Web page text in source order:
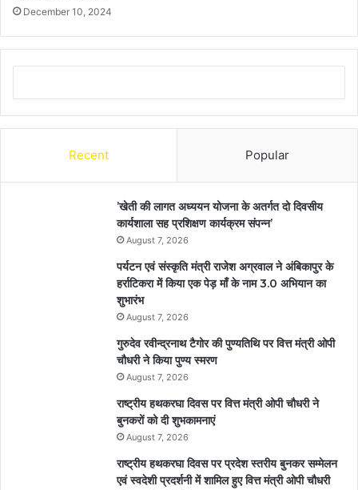
December 10, 2024
Recent Popular
’खेती की लागत अध्ययन योजना के अतर्गत दो दिवसीय
कार्यशाला सह प्रशिक्षण कार्यक्रम संपन्न’
August 7, 2026
पर्यटन एवं संस्कृति मंत्री राजेश अग्रवाल ने अंबिकापुर के
हर्राटिकरा में किया एक पेड़ माँ के नाम 3.0 अभियान का
शुभारंभ
August 7, 2026
गुरुदेव रवीन्द्रनाथ टैगोर की पुण्यतिथि पर वित्त मंत्री ओपी
चौधरी ने किया पुण्य स्मरण
August 7, 2026
राष्ट्रीय हथकरघा दिवस पर वित्त मंत्री ओपी चौधरी ने
बुनकरों को दी शुभकामनाएं
August 7, 2026
राष्ट्रीय हथकरघा दिवस पर प्रदेश स्तरीय बुनकर सम्मेलन
एवं स्वदेशी प्रदर्शनी में शामिल हुए वित्त मंत्री ओपी चौधरी